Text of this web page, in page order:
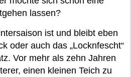
lassen?
ist und bleibt eben
oder auch das „Locknfescht“
Vor mehr als zehn Jahren
einen kleinen Teich zu